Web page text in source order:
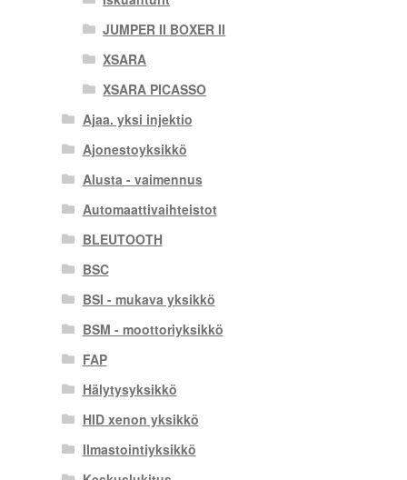
JUMPER II BOXER II
XSARA
XSARA PICASSO
Ajaa. yksi injektio
Ajonestoyksikkö
Alusta - vaimennus
Automaattivaihteistot
BLEUTOOTH
BSC
BSI - mukava yksikkö
BSM - moottoriyksikkö
FAP
Hälytysyksikkö
HID xenon yksikkö
Ilmastointiyksikkö